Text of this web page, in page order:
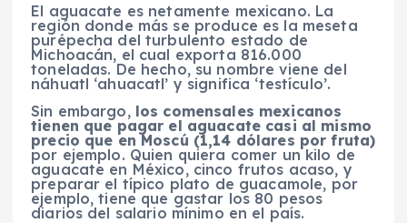
El aguacate es netamente mexicano. La
región donde más se produce es la meseta
purépecha del turbulento estado de
Michoacán, el cual exporta 816.000
toneladas. De hecho, su nombre viene del
náhuatl ‘ahuacatl’ y significa ‘testículo’.
Sin embargo, los comensales mexicanos
tienen que pagar el aguacate casi al mismo
precio que en Moscú (1,14 dólares por fruta)
por ejemplo. Quien quiera comer un kilo de
aguacate en México, cinco frutos acaso, y
preparar el típico plato de guacamole, por
ejemplo, tiene que gastar los 80 pesos
diarios del salario mínimo en el país.